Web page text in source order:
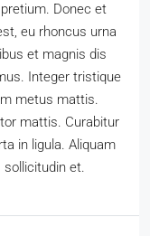
Donec et
eu rhoncus urna
et magnis dis
Integer tristique
metus mattis.
mattis. Curabitur
in ligula. Aliquam
sollicitudin et.